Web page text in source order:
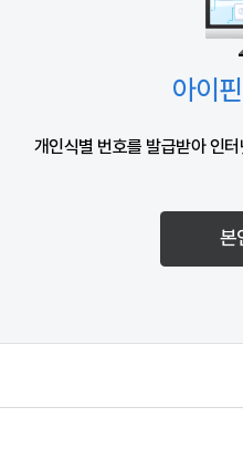
아이
개인식별 번호를 발급받아 인
본